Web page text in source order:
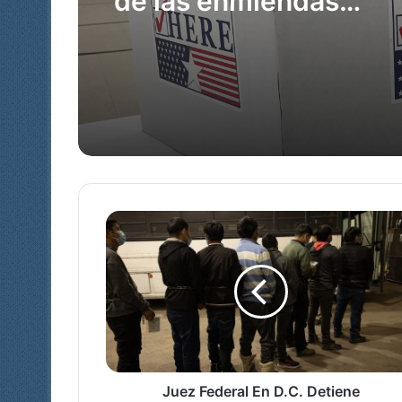
de las enmiendas
constitucionales en
Pareja deportada
Louis es hallada
en Guatemala; su
otras hijas sobreviven
Juez
Federal
En
D.C.
Detiene
Deportaciones
Inminentes
Para
Asiliados
Juez Federal En D.C. Detiene